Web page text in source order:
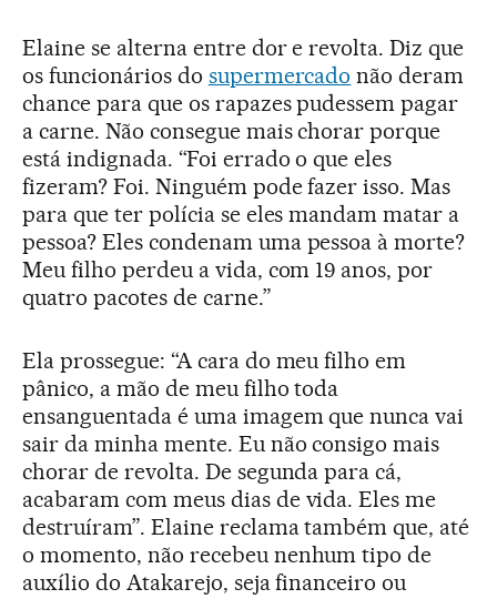
Elaine se alterna entre dor e revolta. Diz que
os funcionários do supermercado não deram
chance para que os rapazes pudessem pagar
a carne. Não consegue mais chorar porque
está indignada. “Foi errado o que eles
fizeram? Foi. Ninguém pode fazer isso. Mas
para que ter polícia se eles mandam matar a
pessoa? Eles condenam uma pessoa à morte?
Meu filho perdeu a vida, com 19 anos, por
quatro pacotes de carne.”
Ela prossegue: “A cara do meu filho em
pânico, a mão de meu filho toda
ensanguentada é uma imagem que nunca vai
sair da minha mente. Eu não consigo mais
chorar de revolta. De segunda para cá,
acabaram com meus dias de vida. Eles me
destruíram”. Elaine reclama também que, até
o momento, não recebeu nenhum tipo de
auxílio do Atakarejo, seja financeiro ou